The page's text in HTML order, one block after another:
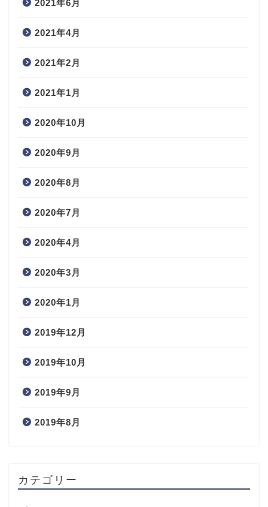
2021年6月
2021年4月
2021年2月
2021年1月
2020年10月
2020年9月
2020年8月
2020年7月
2020年4月
2020年3月
2020年1月
2019年12月
2019年10月
2019年9月
2019年8月
カテゴリー